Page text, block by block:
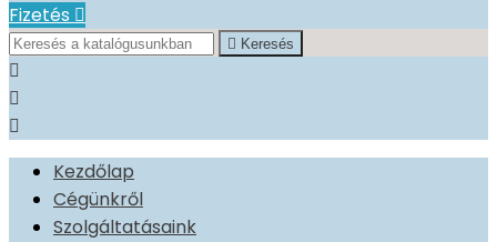
Fizetés 
 Keresés



Kezdőlap
Cégünkről
Szolgáltatásaink